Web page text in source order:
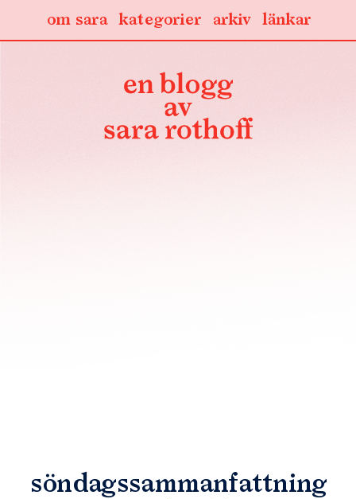
länkar
arkiv
kategorier
om sara
söndagssammanfattning